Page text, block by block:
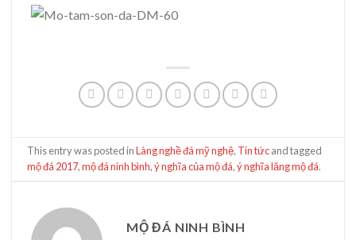
This entry was posted inLàng nghề đá mỹ nghệ, Tin tứcand tagged
mộ đá 2017,mộ đá ninh bình,ý nghĩa của mộ đá,ý nghĩa lăng mộ đá.
MỘ ĐÁ NINH BÌNH